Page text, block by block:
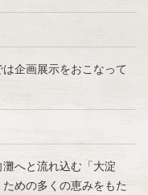
企画展示をおこなって
へと流れ込む「大淀
めの多くの恵みをもた